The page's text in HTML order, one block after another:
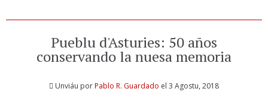
Pueblu d'Asturies: 50 años
conservando la nuesa memoria
Unviáu porPablo R. Guardado el 3 Agostu, 2018